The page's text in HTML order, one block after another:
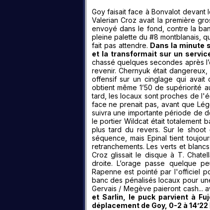
Goy faisait face à Bonvalot devant
Valerian Croz avait la première
envoyé dans le fond, contre la
pleine palette du #8 montblanais,
fait pas attendre. Dans la minute
et la transformait sur un
chassé quelques secondes après
revenir. Chernyuk était
offensif sur un cinglage qui avait
obtient même 1’50 de supériorité
tard, les locaux sont proches de
face ne prenait pas, avant que
suivra une importante période de
le portier Wildcat était totalement
plus tard du revers. Sur le shoot
séquence, mais Epinal tient
retranchements. Les verts et
Croz glissait le disque à T.
droite. L’orage passe quelque
Rapenne est pointé par l'officiel
banc des pénalisés locaux pour
Gervais / Megève paieront cash...
et Sarlin, le puck parvient à
déplacement de Goy, 0-2 à